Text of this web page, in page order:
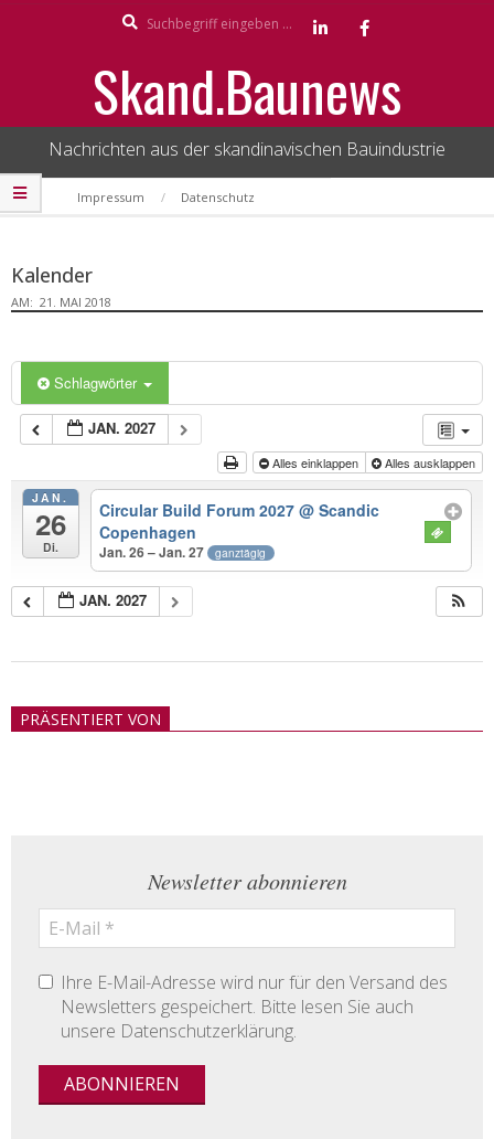
Skand.Baunews
Nachrichten aus der skandinavischen Bauindustrie
Secondary
Navigation
Impressum Datenschutz
Kalender
AM: 21. MAI 2018
Schlagwörter
JAN. 2027
Alles einklappen Alles ausklappen
JAN.
26
Di.
Circular Build Forum 2027@ Scandic
Copenhagen
Jan. 26 – Jan. 27 ganztägig
JAN. 2027
21
PRÄSENTIERT VON
Newsletter abonnieren
Ihre E-Mail-Adresse wird nur für den Versand des
Newsletters gespeichert. Bitte lesen Sie auch
unsere Datenschutzerklärung.